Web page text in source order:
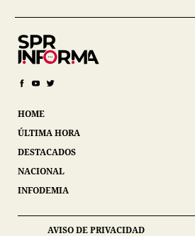
HOME
ÚLTIMA HORA
DESTACADOS
NACIONAL
INFODEMIA
AVISO DE PRIVACIDAD